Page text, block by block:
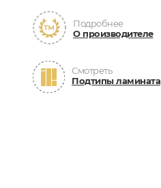
Подробнее
О производителе
Смотреть
Подтипы ламината